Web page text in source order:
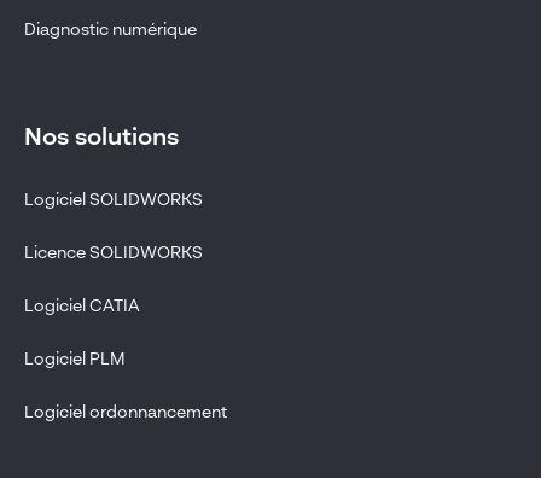
Diagnostic numérique
Nos solutions
Logiciel SOLIDWORKS
Licence SOLIDWORKS
Logiciel CATIA
Logiciel PLM
Logiciel ordonnancement